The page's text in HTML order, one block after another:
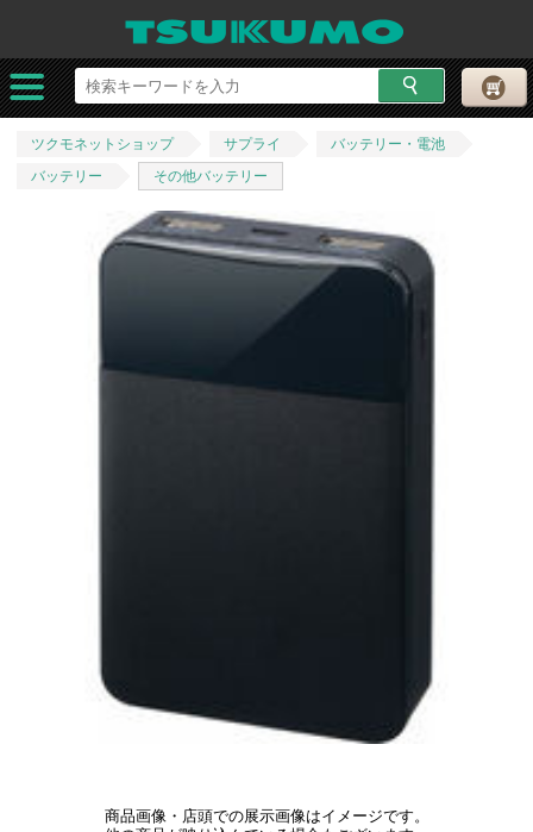
ツクモネットショップ サプライ
バッテリー・電池
バッテリー
その他バッテリー
商品画像・店頭での展示画像はイメージです。